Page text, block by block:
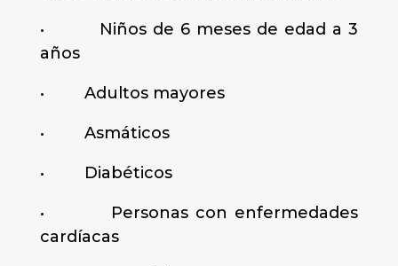
• Niños de 6 meses de edad a 3
años
• Adultos mayores
• Asmáticos
• Diabéticos
• Personas con enfermedades
cardíacas